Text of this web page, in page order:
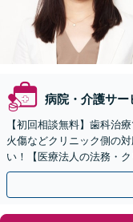
病院・介護サー
【初回相談無料】歯科治
火傷などクリニック側の
い！【医療法人の法務・
ドバイスで、納得のでき